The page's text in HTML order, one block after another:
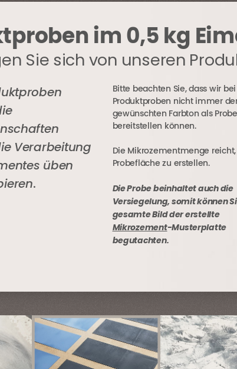
im 0,5 kg
Sie sich von unseren
Verarbeitung
üben
.
Bitte beachten Sie, dass wir
Produktproben nicht immer
gewünschten Farbton als Probe
bereitstellen können.
Die Mikrozementmenge reicht,
Probefläche zu erstellen.
Die Probe beinhaltet auch die
Versiegelung, somit können
gesamte Bild dererstellte
Mikrozement-Musterplatte
begutachten.